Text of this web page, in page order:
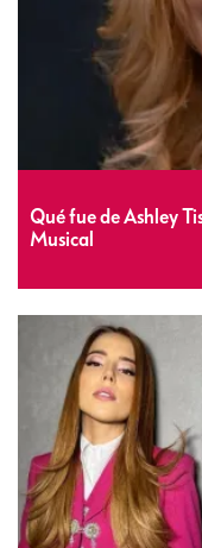
Qué fue de Ashley
Musical